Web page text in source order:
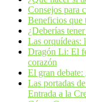
Consejos para
Beneficios que
¿Deberías
Las orquídeas:
Dragón Li: El
corazón
El gran debate:
Las portadas
Entrada a la